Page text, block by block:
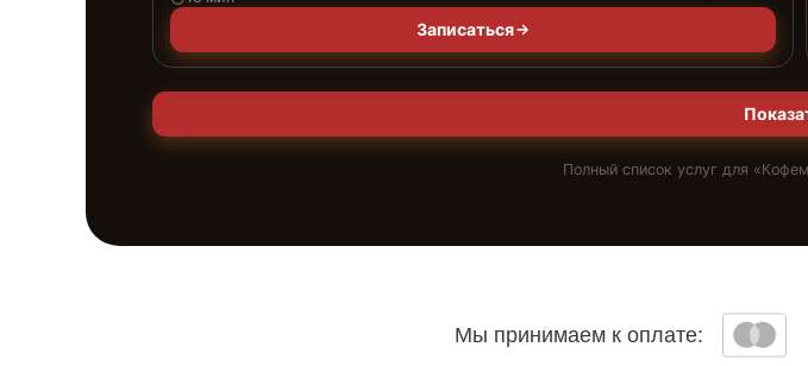
Записаться
Полный список услуг для «
Мы принимаем к оплате: